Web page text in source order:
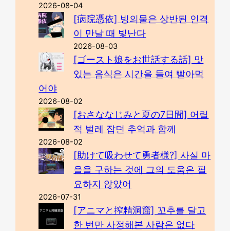
2026-08-04
[病院憑依] 빙의물은 상반된 인격
이 만날 때 빛난다
2026-08-03
[ゴースト娘をお世話する話] 맛
있는 음식은 시간을 들여 빨아먹
어야
2026-08-02
[おさななじみと夏の7日間] 어릴
적 벌레 잡던 추억과 함께
2026-08-02
[助けて吸わせて勇者様?] 사실 마
을을 구하는 것에 그의 도움은 필
요하지 않았어
2026-07-31
[アニマと搾精洞窟] 꼬추를 달고
한 번만 사정해본 사람은 없다